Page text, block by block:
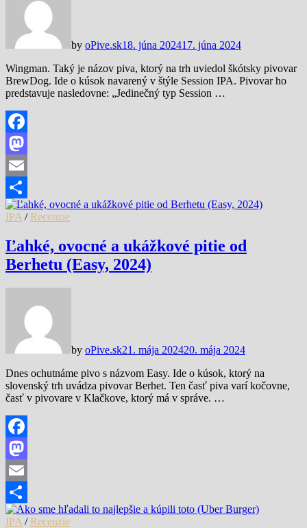
by oPive.sk18. júna 202417. júna 2024
Wingman. Taký je názov piva, ktorý na trh uviedol škótsky pivovar
BrewDog. Ide o kúsok navarený v štýle Session IPA. Pivovar ho
predstavuje nasledovne: „Jedinečný typ Session …
Facebook
Mastodon
Email
Share
IPA / Recenzie
Ľahké, ovocné a ukážkové pitie od
Berhetu (Easy, 2024)
by oPive.sk21. mája 202420. mája 2024
Dnes ochutnáme pivo s názvom Easy. Ide o kúsok, ktorý na
slovenský trh uvádza pivovar Berhet. Ten časť piva varí kočovne,
časť v pivovare v Klačkove, ktorý má v správe. …
Facebook
Mastodon
Email
Share
IPA / Recenzie